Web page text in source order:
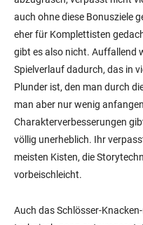
auch ohne diese Bonusziele
eher für Komplettisten
gibt es also nicht. Auffallend
Spielverlauf dadurch, das in
Plunder ist, den man durch
man aber nur wenig
Charakterverbesserungen
völlig unerheblich. Ihr
meisten Kisten, die
vorbeischleicht.
Auch das Schlösser-